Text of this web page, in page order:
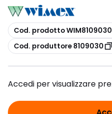
copia
Cod. prodotto WIM8109030
copia
Cod. produttore 8109030
Accedi per visualizzare